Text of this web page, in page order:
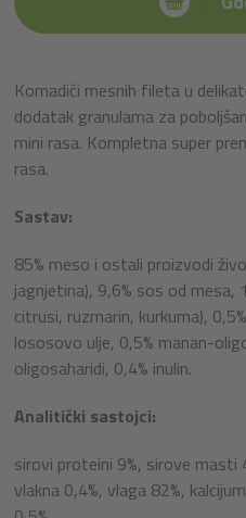
Komadići mesnih fileta u
dodatak granulama za
mini rasa. Kompletna super
rasa.
Sastav:
85% meso i ostali proizvodi
jagnjetina), 9,6% sos od mesa,
citrusi, ruzmarin, kurkuma),
lososovo ulje, 0,5% manan-
oligosaharidi, 0,4% inulin.
Analitički sastojci:
sirovi proteini 9%, sirove masti
vlakna 0,4%, vlaga 82%,